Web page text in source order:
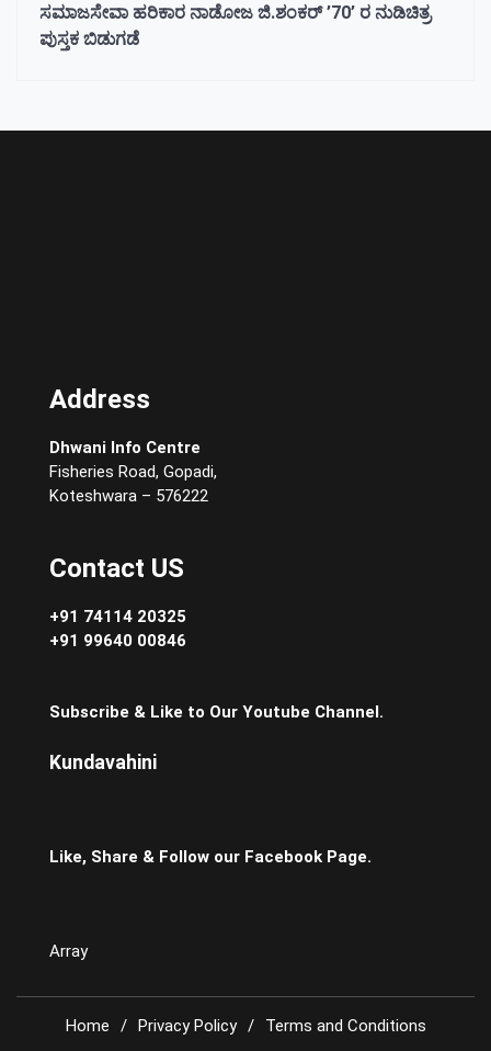
ಸಮಾಜಸೇವಾ ಹರಿಕಾರ ನಾಡೋಜ ಜಿ.ಶಂಕರ್ ’70’ ರ ನುಡಿಚಿತ್ರ
ಪುಸ್ತಕ ಬಿಡುಗಡೆ
Address
Dhwani Info Centre
Fisheries Road, Gopadi,
Koteshwara – 576222
Contact US
+91 74114 20325
+91 99640 00846
Subscribe & Like to Our Youtube Channel.
Kundavahini
Like, Share & Follow our Facebook Page.
Array
Home Privacy Policy Terms and Conditions